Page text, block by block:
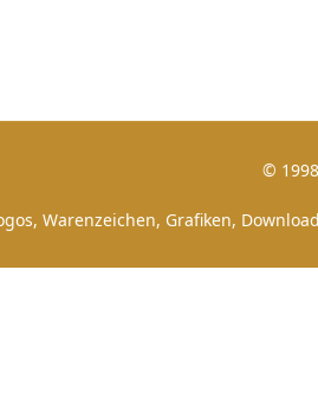
©
Warenzeichen, Grafiken,